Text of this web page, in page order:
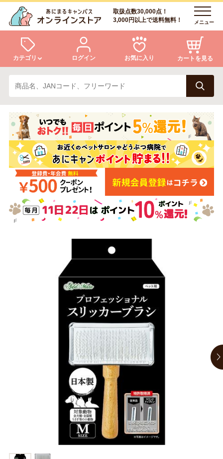
取扱点数30,000点！
3,000円以上で送料無料！
メニュー
カテゴリ
犬 猫
小動物・鳥 アクア・爬虫類・昆虫
ドッグフード キャットフード
美容・ケア用品 服・おさんぽ用品
トリマーグッズ シニアサポート
ログイン お気に入り カートを見る
ログイン
会員登録
あにまるキャンパスについて
アフターサービス
商品リクエスト